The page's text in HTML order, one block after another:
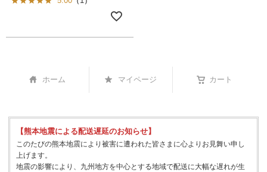
ホーム マイページ カート
【熊本地震による配送遅延のお知らせ】
このたびの熊本地震により被害に遭われた皆さまに心よりお見舞い申し
上げます。
地震の影響により、九州地方を中心とする地域で配送に大幅な遅れが生